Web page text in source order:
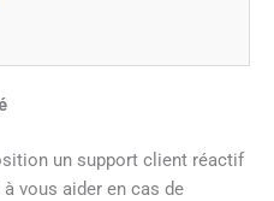
un support client réactif
vous aider en cas de